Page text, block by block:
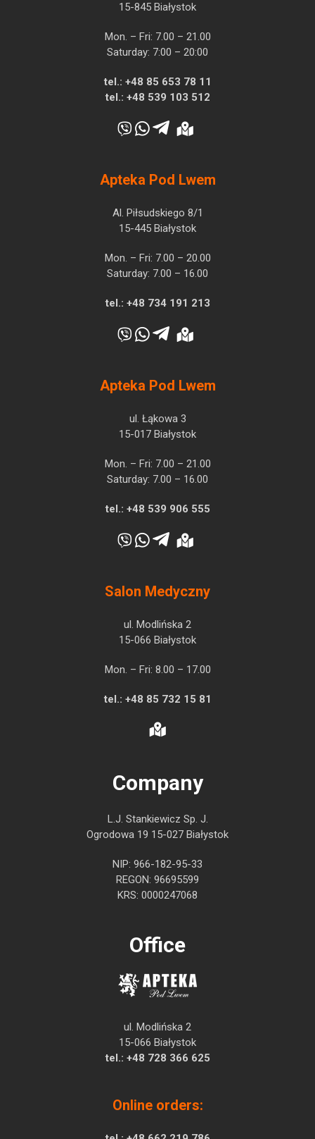
15-845 Białystok
Mon. – Fri: 7.00 – 21.00
Saturday: 7:00 – 20:00
tel.: +48 85 653 78 11
tel.: +48 539 103 512
Apteka Pod Lwem
Al. Piłsudskiego 8/1
15-445 Białystok
Mon. – Fri: 7.00 – 20.00
Saturday: 7.00 – 16.00
tel.: +48 734 191 213
Apteka Pod Lwem
ul. Łąkowa 3
15-017 Białystok
Mon. – Fri: 7.00 – 21.00
Saturday: 7.00 – 16.00
tel.: +48 539 906 555
Salon Medyczny
ul. Modlińska 2
15-066 Białystok
Mon. – Fri: 8.00 – 17.00
tel.: +48 85 732 15 81
Company
L.J. Stankiewicz Sp. J.
Ogrodowa 19 15-027 Białystok
NIP: 966-182-95-33
REGON: 96695599
KRS: 0000247068
Office
ul. Modlińska 2
15-066 Białystok
tel.: +48 728 366 625
Online orders: